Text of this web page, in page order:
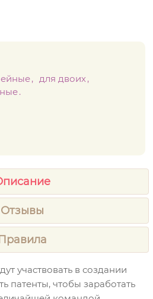
для двоих
Отзывы
участвовать в создании
патенты, чтобы заработать